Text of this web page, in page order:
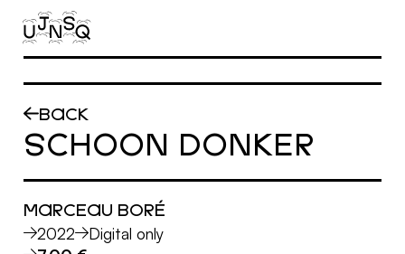
Skip to main content
BACK
SCHOON DONKER
MARCEAU BORÉ
2022
Digital only